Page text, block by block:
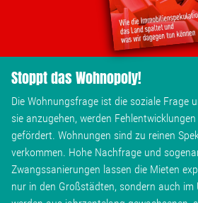
Stoppt das Wohnopoly!
Die Wohnungsfrage ist die soziale Frage
sie anzugehen, werden
gefördert. Wohnungen sind zu reinen
verkommen. Hohe Nachfrage und
Zwangssanierungen lassen die Mieten
nur in den Großstädten, sondern auch im